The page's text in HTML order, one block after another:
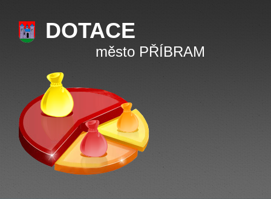
DOTACE
město PŘÍBRAM